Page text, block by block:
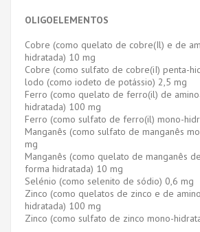
OLIGOELEMENTOS
Cobre (como quelato de cobre(Il) e de
hidratada) 10 mg
Cobre (como sulfato de cobre(iI) penta-
lodo (como iodeto de potássio) 2,5 mg
Ferro (como quelato de ferro(il) de
hidratada) 100 mg
Ferro (como sulfato de ferro(il) mono-
Manganês (como sulfato de manganês
mg
Manganês (como quelato de manganês
forma hidratada) 10 mg
Selénio (como selenito de sódio) 0,6 mg
Zinco (como quelatos de zinco e de
hidratada) 100 mg
Zinco (como sulfato de zinco mono-